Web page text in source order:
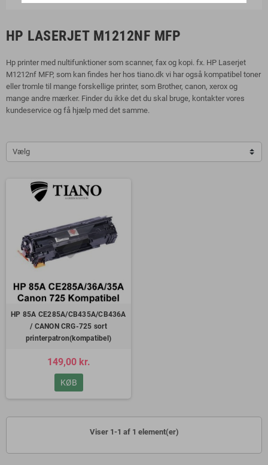
HP LASERJET M1212NF MFP
Hp printer med nultifunktioner som scanner, fax og kopi. fx. HP Laserjet
M1212nf MFP, som kan findes her hos tiano.dk vi har også kompatibel toner
eller tromle til mange forskellige printer, som Brother, canon, xerox og
mange andre mærker. Finder du ikke det du skal bruge, kontakter vores
kundeservice og få hjælp med det samme.
Vælg
HP 85A CE285A/CB435A/CB436A
/ CANON CRG-725 sort
printerpatron(kompatibel)
149,00 kr.
KØB
Viser 1-1 af 1 element(er)